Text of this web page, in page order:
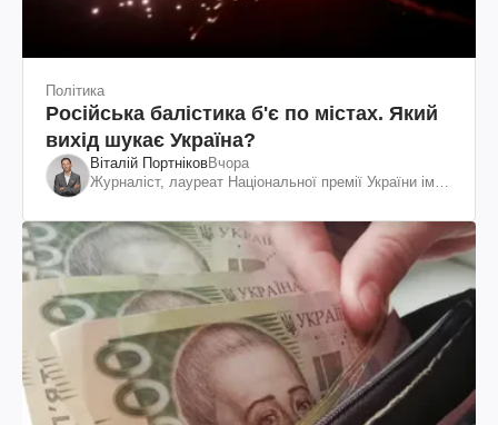
Політика
Російська балістика б'є по містах. Який
вихід шукає Україна?
Віталій ПортніковВчора
Журналіст, лауреат Національної премії України ім.